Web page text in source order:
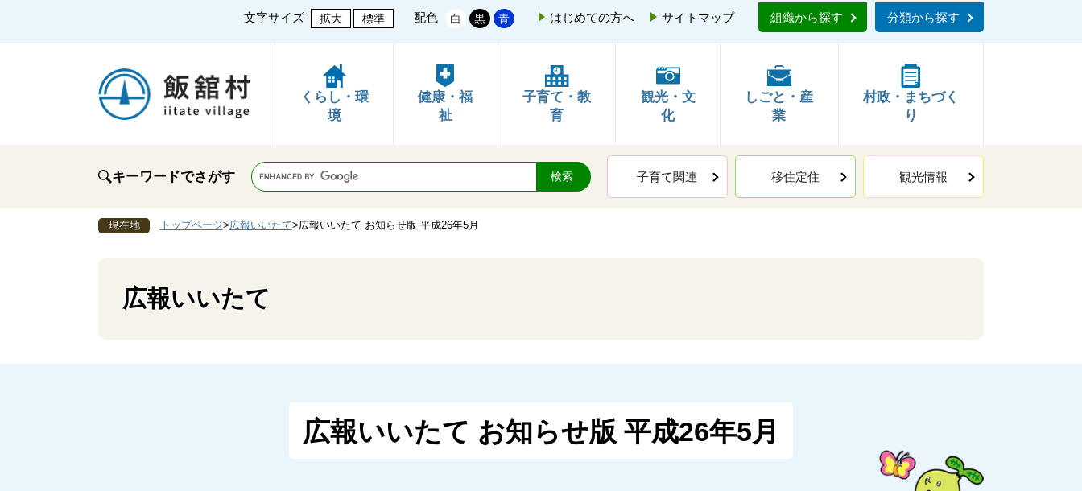
文字サイズ 拡大 標準 配色 白 黒 青 はじめての方へ サイトマップ 組織から探す 分類から探す
くらし・環
境
健康・福
祉
子育て・教
育
観光・文
化
しごと・産
業
村政・まちづく
り
キーワードでさがす 子育て関連 移住定住 観光情報
現在地 トップページ>広報いいたて>広報いいたて お知らせ版 平成26年5月
広報いいたて
広報いいたて お知らせ版 平成26年5月